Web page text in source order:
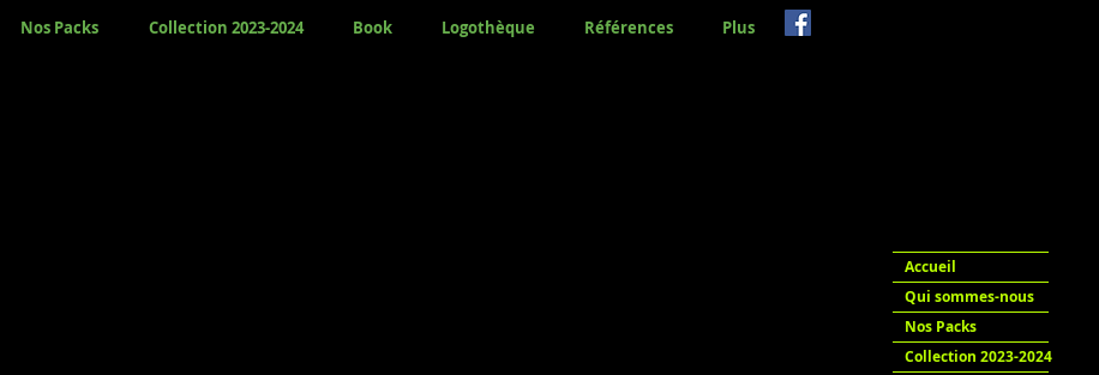
Nos Packs Collection 2023-2024 Book Logothèque Références Plus
Accueil
Qui sommes-nous
Nos Packs
Collection 2023-2024